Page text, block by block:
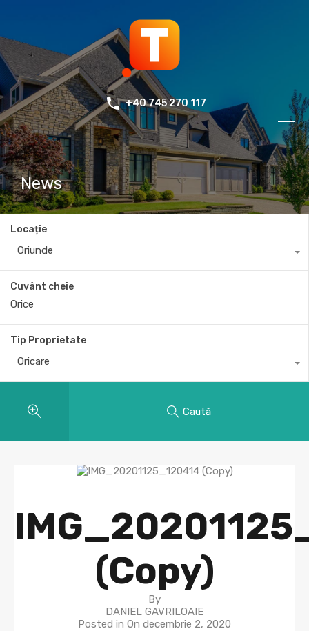
+40 745 270 117
News
Locație
Oriunde
Cuvânt cheie
Tip Proprietate
Oricare
Caută
(Copy)
By
DANIEL GAVRILOAIE
Posted in On decembrie 2, 2020